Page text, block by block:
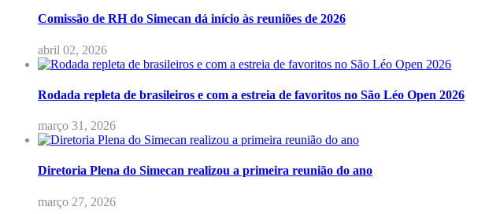
Comissão de RH do Simecan dá início às reuniões de 2026
abril 02, 2026
Rodada repleta de brasileiros e com a estreia de favoritos no São Léo Open 2026
março 31, 2026
Diretoria Plena do Simecan realizou a primeira reunião do ano
março 27, 2026